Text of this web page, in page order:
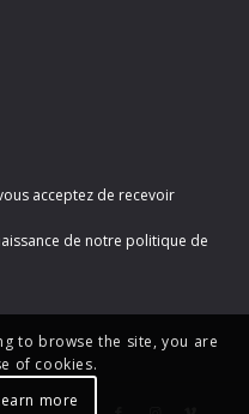
acceptez de recevoir
de notre politique de
to browse the site, you are
of cookies.
more